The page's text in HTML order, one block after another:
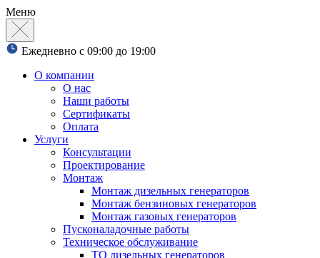
Меню
Ежедневно с 09:00 до 19:00
О компании
О нас
Наши работы
Сертификаты
Оплата
Услуги
Консультации
Проектирование
Монтаж
Монтаж дизельных генераторов
Монтаж бензиновых генераторов
Монтаж газовых генераторов
Пусконаладочные работы
Техническое обслуживание
ТО дизельных генераторов